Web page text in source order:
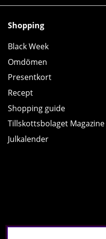
Shopping
Black Week
Omdömen
Presentkort
Recept
Shopping guide
Tillskottsbolaget Magazine
Julkalender